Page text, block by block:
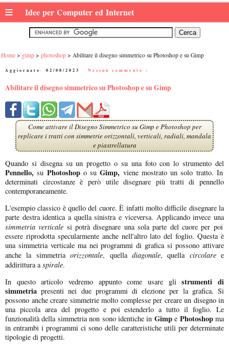
≡ Idee per Computer ed Internet
Home gimp photoshop Abilitare il disegno simmetrico su Photoshop e su Gimp
Aggiornato: 02/08/2023 Nessun commento :
Abilitare il disegno simmetrico su Photoshop e su Gimp
Come attivare il Disegno Simmetrico su Gimp e Photoshop per
replicare i tratti con simmetrie orizzontali, verticali, radiali, mandala
e piastrellatura
Quando si disegna su un progetto o su una foto con lo strumento del
Pennello, su Photoshop o su Gimp, viene mostrato un solo tratto. In
determinati circostanze è però utile disegnare più tratti di pennello
contemporaneamente.
L'esempio classico è quello del cuore. È infatti molto difficile disegnare la
parte destra identica a quella sinistra e viceversa. Applicando invece una
simmetria verticale si potrà disegnare una sola parte del cuore per poi
essere riprodotta specularmente anche nell'altro lato del foglio. Questa è
una simmetria verticale ma nei programmi di grafica si possono attivare
anche la simmetriaorizzontale, quelladiagonale, quella circolaree
addirittura a spirale.
In questo articolo vedremo appunto come usare glistrumenti di
simmetria presenti nei due programmi di elezione per la grafica. Si
possono anche creare simmetrie molto complesse per creare un disegno in
una piccola area del progetto e poi estenderlo a tutto il foglio. Le
funzionalità della simmetria non sono identiche in Gimpe Photoshopma
in entrambi i programmi ci sono delle caratteristiche utili per determinate
tipologie di progetti.